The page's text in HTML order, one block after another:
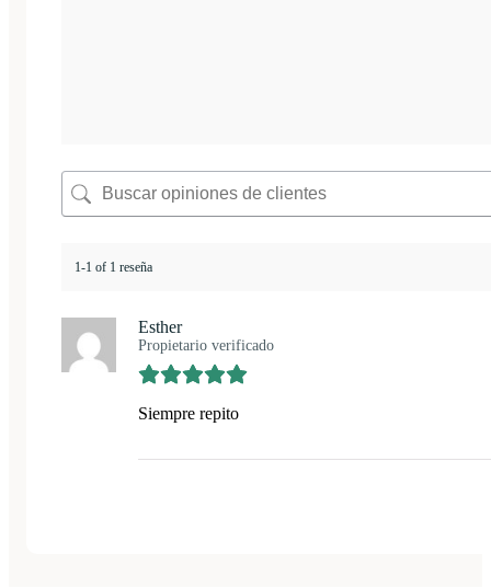
1-1 of 1 reseña
Esther
Propietario verificado
Siempre repito